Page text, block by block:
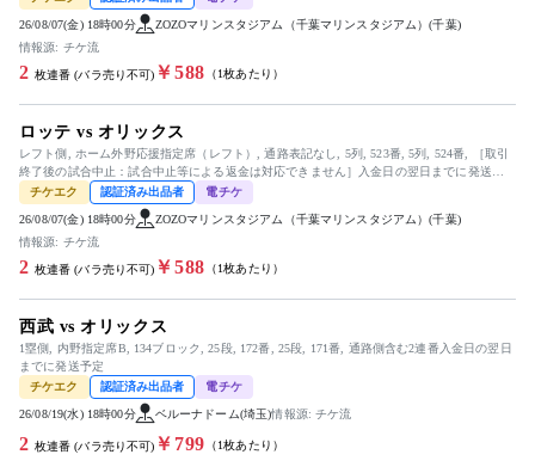
26/08/07(金) 18時00分
ZOZOマリンスタジアム（千葉マリンスタジアム）(千葉)
情報源: チケ流
2 枚連番 (バラ売り不可) ￥588 （1枚あたり）
ロッテ vs オリックス
レフト側, ホーム外野応援指定席（レフト）, 通路表記なし, 5列, 523番, 5列, 524番, ［取引
終了後の試合中止：試合中止等による返金は対応できません］入金日の翌日までに発送予
定チケエク 認証済み出品者 電チケ
26/08/07(金) 18時00分
ZOZOマリンスタジアム（千葉マリンスタジアム）(千葉)
情報源: チケ流
2 枚連番 (バラ売り不可) ￥588 （1枚あたり）
西武 vs オリックス
1塁側, 内野指定席B, 134ブロック, 25段, 172番, 25段, 171番, 通路側含む2連番入金日の翌日
までに発送予定
チケエク
認証済み出品者 電チケ
26/08/19(水) 18時00分 ベルーナドーム(埼玉)情報源: チケ流
2 枚連番 (バラ売り不可) ￥799 （1枚あたり）